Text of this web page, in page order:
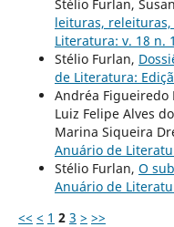
Stélio Furlan,
leituras,
Literatura: v. 18 n.
Stélio Furlan,
de Literatura:
Andréa Figueiredo
Luiz Felipe Alves
Marina Siqueira
Anuário de
Stélio Furlan, O
Anuário de
<< < 1 2 3 > >>